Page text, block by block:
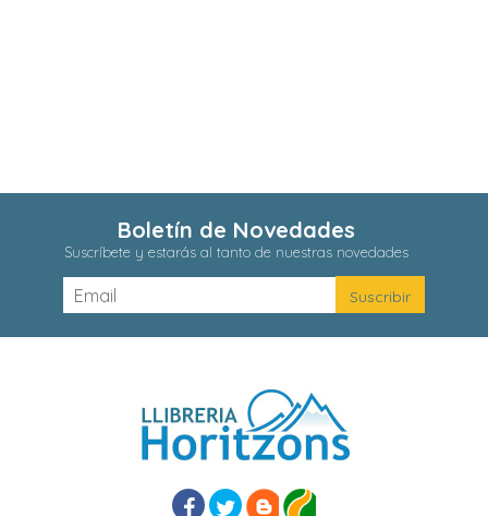
Boletín de Novedades
Suscríbete y estarás al tanto de nuestras novedades